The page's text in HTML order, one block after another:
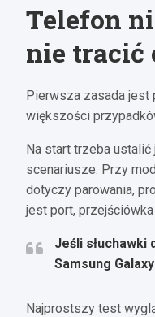
Telefon
nie tracić
Pierwsza zasada jest
większości
Na start trzeba ustalić
scenariusze. Przy
dotyczy parowania,
jest port,
Jeśli słuchawki
Samsung Galaxy
Najprostszy test